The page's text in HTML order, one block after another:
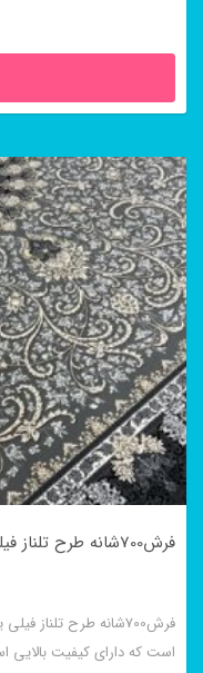
فرش700شانه طرح تلناز فیلی
فرش700شانه طرح
است که دارای کیفیت